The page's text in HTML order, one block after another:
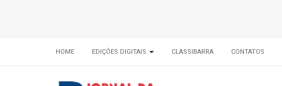
HOME EDIÇÕES DIGITAIS CLASSIBARRA CONTATOS